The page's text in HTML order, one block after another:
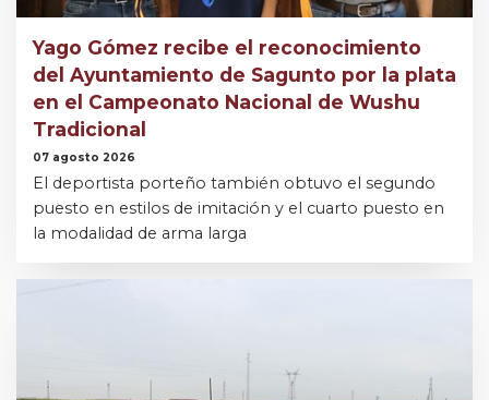
Yago Gómez recibe el reconocimiento
del Ayuntamiento de Sagunto por la plata
en el Campeonato Nacional de Wushu
Tradicional
07 agosto 2026
El deportista porteño también obtuvo el segundo
puesto en estilos de imitación y el cuarto puesto en
la modalidad de arma larga